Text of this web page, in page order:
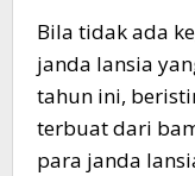
Bila tidak ada
janda lansia
tahun ini,
terbuat dari
para janda